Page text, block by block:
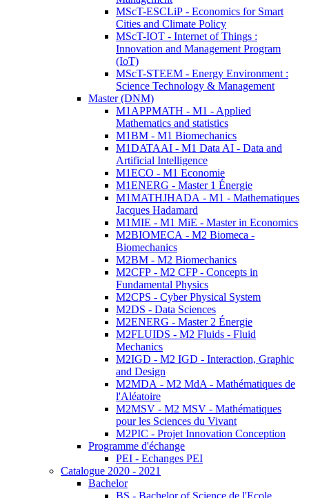
MScT-ESCLiP - Economics for Smart
Cities and Climate Policy
MScT-IOT - Internet of Things :
Innovation and Management Program
(IoT)
MScT-STEEM - Energy Environment :
Science Technology & Management
Master (DNM)
M1APPMATH - M1 - Applied
Mathematics and statistics
M1BM - M1 Biomechanics
M1DATAAI - M1 Data AI - Data and
Artificial Intelligence
M1ECO - M1 Economie
M1ENERG - Master 1 Énergie
M1MATHJHADA - M1 - Mathematiques
Jacques Hadamard
M1MIE - M1 MiE - Master in Economics
M2BIOMECA - M2 Biomeca -
Biomechanics
M2BM - M2 Biomechanics
M2CFP - M2 CFP - Concepts in
Fundamental Physics
M2CPS - Cyber Physical System
M2DS - Data Sciences
M2ENERG - Master 2 Énergie
M2FLUIDS - M2 Fluids - Fluid
Mechanics
M2IGD - M2 IGD - Interaction, Graphic
and Design
M2MDA - M2 MdA - Mathématiques de
l'Aléatoire
M2MSV - M2 MSV - Mathématiques
pour les Sciences du Vivant
M2PIC - Projet Innovation Conception
Programme d'échange
PEI - Echanges PEI
Catalogue 2020 - 2021
Bachelor
BS - Bachelor of Science de l'Ecole